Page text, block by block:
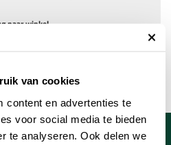
van cookies
content en advertenties te
voor social media te bieden
te analyseren. Ook delen we
naar winkel
onze nieuwsbrief